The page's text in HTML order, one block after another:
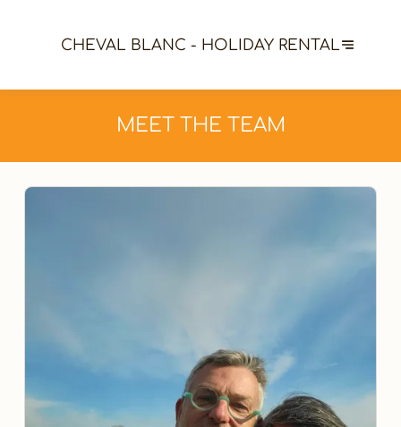
CHEVAL BLANC - HOLIDAY RENTAL
MEET THE TEAM